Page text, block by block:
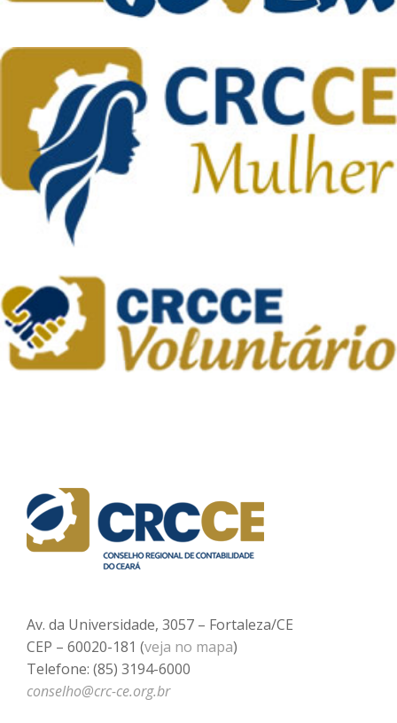
Av. da Universidade, 3057 – Fortaleza/CE
CEP – 60020-181 (veja no mapa)
Telefone: (85) 3194-6000
conselho@crc-ce.org.br